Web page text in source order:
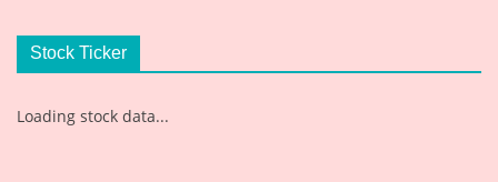
Stock Ticker
Loading stock data...